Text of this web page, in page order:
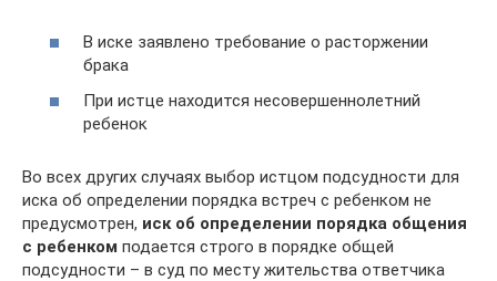
В иске заявлено требование о расторжении
брака
При истце находится несовершеннолетний
ребенок
Во всех других случаях выбор истцом подсудности для
иска об определении порядка встреч с ребенком не
предусмотрен, иск об определении порядка общения
с ребенком подается строго в порядке общей
подсудности – в суд по месту жительства ответчика